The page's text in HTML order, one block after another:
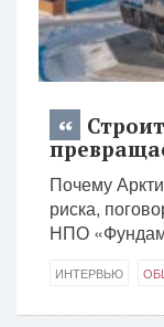
Почему
риска,
НПО
ИНТЕРВЬЮ